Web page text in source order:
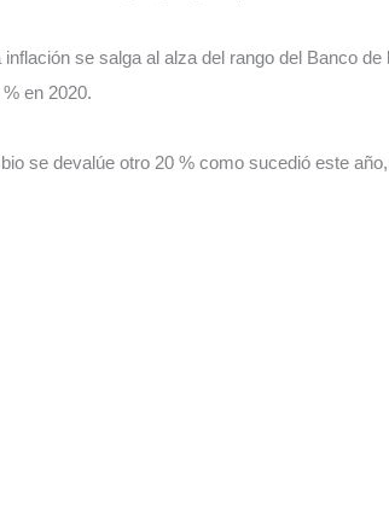
se salga al alza del rango del Banco
en 2020.
se devalúe otro 20 % como sucedió este